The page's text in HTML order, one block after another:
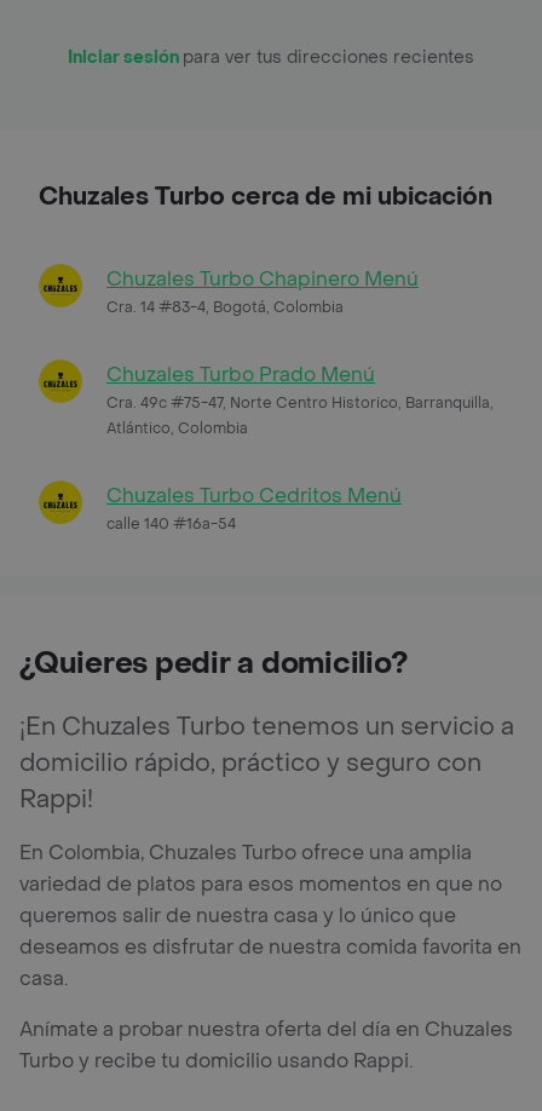
Iniciar sesión para ver tus direcciones recientes
Chuzales Turbo cerca de mi ubicación
Chuzales Turbo Chapinero Menú
Cra. 14 #83-4, Bogotá, Colombia
Chuzales Turbo Prado Menú
Cra. 49c #75-47, Norte Centro Historico, Barranquilla,
Atlántico, Colombia
Chuzales Turbo Cedritos Menú
calle 140 #16a-54
¿Quieres pedir a domicilio?
¡En Chuzales Turbo tenemos un servicio a
domicilio rápido, práctico y seguro con
Rappi!
En Colombia, Chuzales Turbo ofrece una amplia
variedad de platos para esos momentos en que no
queremos salir de nuestra casa y lo único que
deseamos es disfrutar de nuestra comida favorita en
casa.
Anímate a probar nuestra oferta del día en Chuzales
Turbo y recibe tu domicilio usando Rappi.